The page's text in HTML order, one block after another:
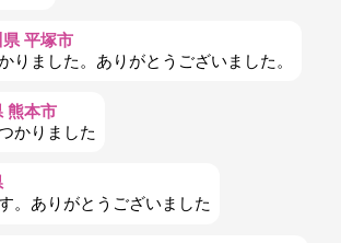
平塚市
りました。ありがとうございました。
熊本市
かりました
。ありがとうございました